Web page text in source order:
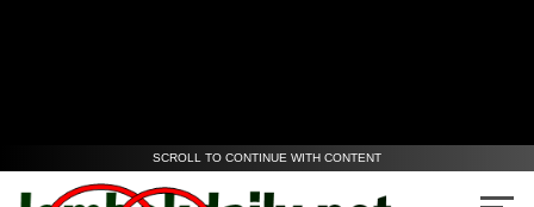
SCROLL TO CONTINUE WITH CONTENT